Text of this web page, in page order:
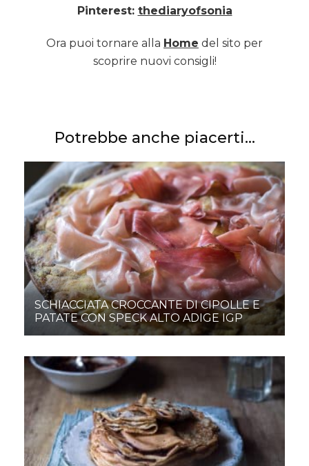
Pinterest: thediaryofsonia
Ora puoi tornare alla Home del sito per
scoprire nuovi consigli!
Potrebbe anche piacerti...
SCHIACCIATA CROCCANTE DI CIPOLLE E
PATATE CON SPECK ALTO ADIGE IGP